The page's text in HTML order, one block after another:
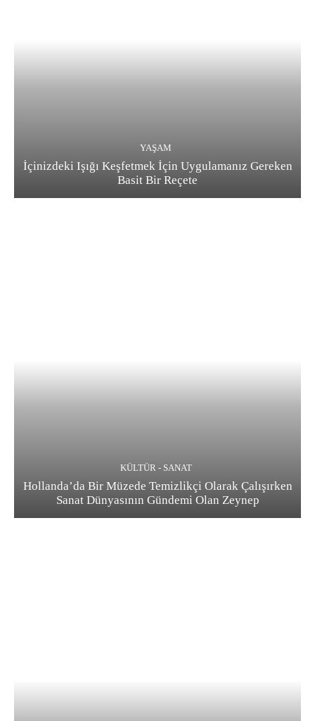
YAŞAM
İçinizdeki Işığı Keşfetmek İçin Uygulamanız Gereken
Basit Bir Reçete
KÜLTÜR - SANAT
Hollanda’da Bir Müzede Temizlikçi Olarak Çalışırken
Sanat Dünyasının Gündemi Olan Zeynep